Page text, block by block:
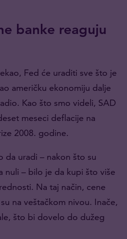
banke reaguju
Fed će uraditi sve što je
američku ekonomiju dalje
Kao što smo videli, SAD
meseci deflacije na
2008. godine.
da uradi – nakon što su
nuli – bilo je da kupi što više
Na taj način, cene
na veštačkom nivou. Inače,
što bi dovelo do dužeg